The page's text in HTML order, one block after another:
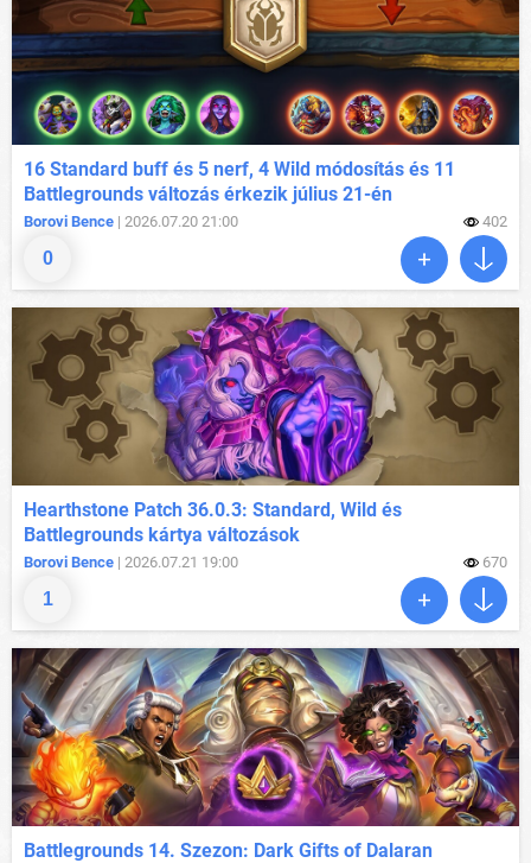
0
16 Standard buff és 5 nerf, 4 Wild módosítás és 11
Battlegrounds változás érkezik július 21-én
Borovi Bence | 2026.07.20 21:00 402
1
Hearthstone Patch 36.0.3: Standard, Wild és
Battlegrounds kártya változások
Borovi Bence | 2026.07.21 19:00 670
Battlegrounds 14. Szezon: Dark Gifts of Dalaran